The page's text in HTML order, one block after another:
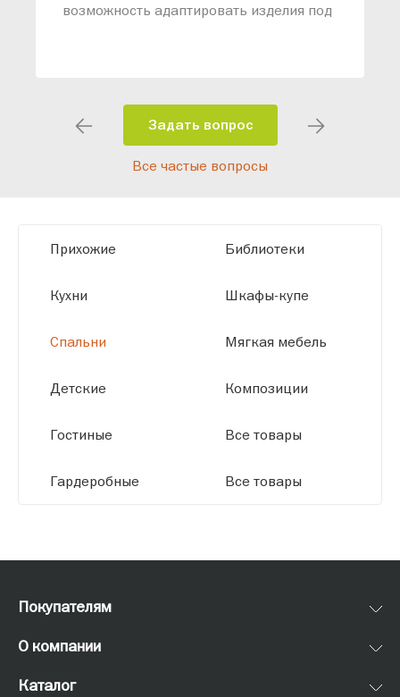
возможность адаптировать изделия под
помещения и личные пожелания.
Благодаря современному
высокотехнологичному оборудованию
размерам.
Задать вопрос
Все частые вопросы
Прихожие
Кухни
Спальни
Детские
Гостиные
Гардеробные
Библиотеки
Шкафы-купе
Мягкая мебель
Композиции
Все товары
Все товары
Покупателям
О компании
Каталог